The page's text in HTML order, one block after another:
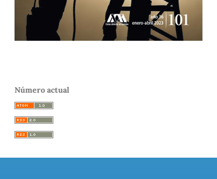
Número actual